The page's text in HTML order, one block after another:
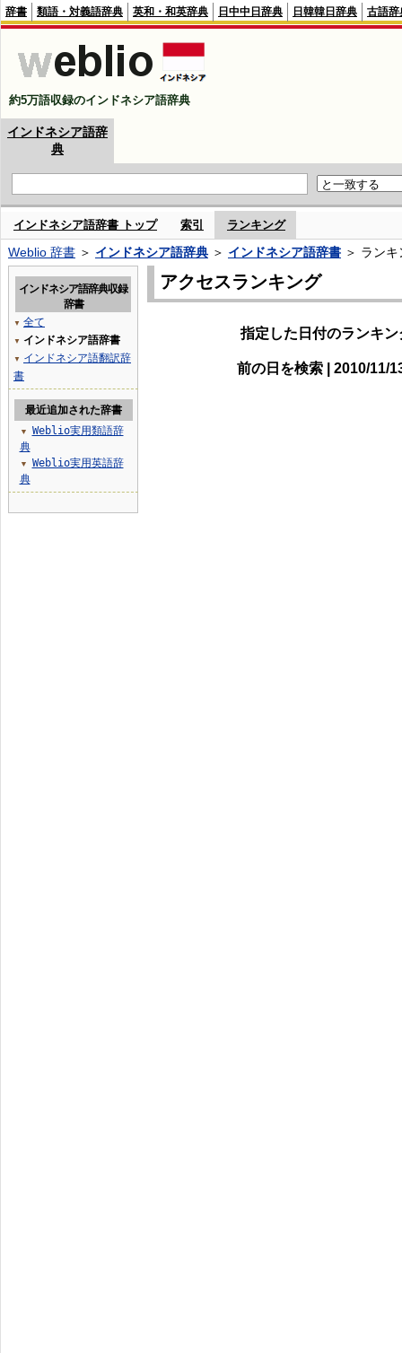
辞書 類語・対義語辞典 英和・和英辞典 日中中日辞典 日韓韓日辞典 古語辞
約5万語収録のインドネシア語辞典
インドネシア語辞
典
インドネシア語辞書 トップ 索引 ランキング
Weblio 辞書 ＞ インドネシア語辞典 ＞ インドネシア語辞書 ＞ ランキ
アクセスランキング
指定した日付のランキ
前の日を検索 | 2010/11/
インドネシア語辞典収録
辞書
▼ 全て
▼ インドネシア語辞書
▼
インドネシア語翻訳辞
書
最近追加された辞書
▼
Weblio実用類語辞
典
▼
Weblio実用英語辞
典